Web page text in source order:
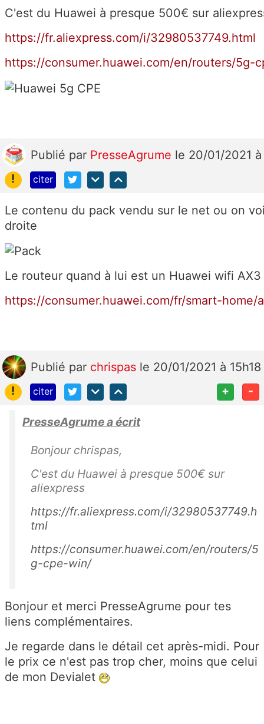
C'est du Huawei à presque 500€ sur
https://fr.aliexpress.com/i/32980537749.html
https://consumer.huawei.com/en/routers/5g-
Publié par PresseAgrume le 20/01/2021 à
!
citer
Le contenu du pack vendu sur le net ou on
droite
Le routeur quand à lui est un Huawei wifi AX3
https://consumer.huawei.com/fr/smart-home/
Publié par chrispas le 20/01/2021 à 15h18
!
citer + -
PresseAgrume a écrit
Bonjour chrispas,
C'est du Huawei à presque 500€ sur
aliexpress
https://fr.aliexpress.com/i/32980537749.h
tml
https://consumer.huawei.com/en/routers/5
g-cpe-win/
Bonjour et merci PresseAgrume pour tes
liens complémentaires.
Je regarde dans le détail cet après-midi. Pour
le prix ce n'est pas trop cher, moins que celui
de mon Devialet